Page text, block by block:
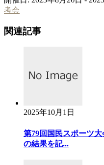
考会
関連記事
2025年10月1日
第79回国民スポーツ大
の結果を記...